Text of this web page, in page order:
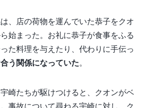
、店の荷物を運んでいた恭子をクオ
始まった。お礼に恭子が食事をふる
た料理を与えたり、代わりに手伝っ
う関係になっていた。
崎たちが駆けつけると、クオンがベ
事故について尋ねる宇崎に対し、ク